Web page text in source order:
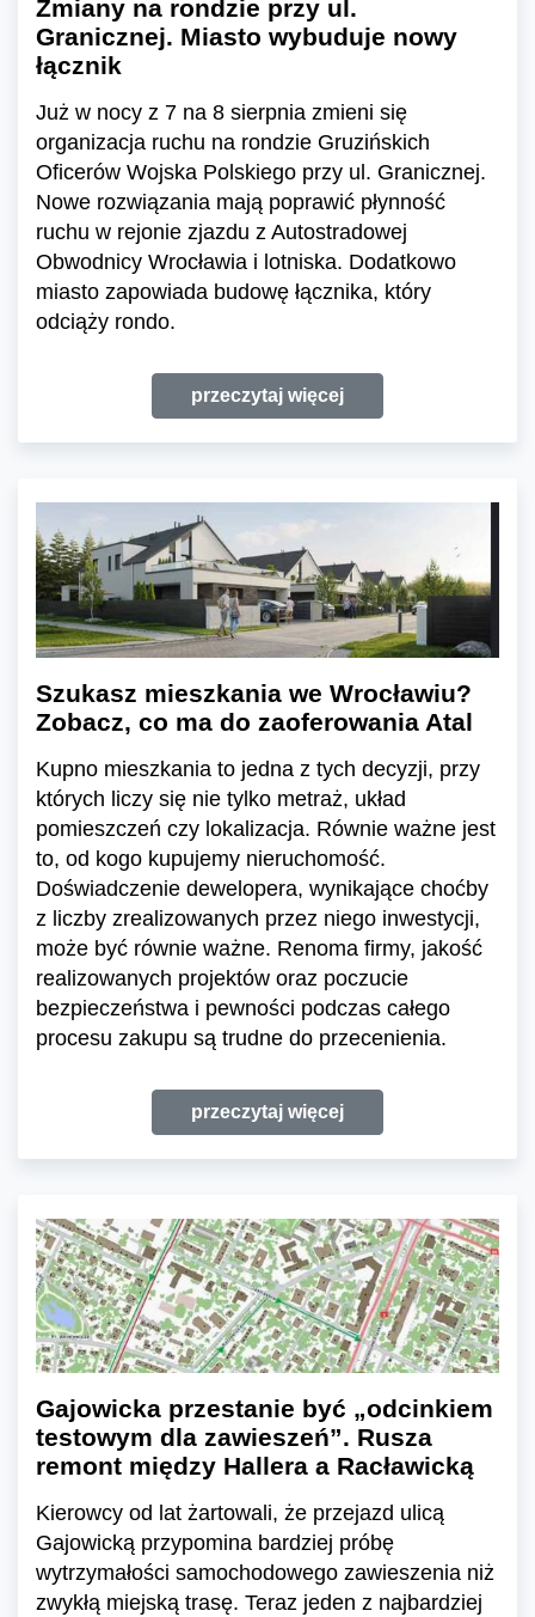
Zmiany na rondzie przy ul.
Granicznej. Miasto wybuduje nowy
łącznik
Już w nocy z 7 na 8 sierpnia zmieni się
organizacja ruchu na rondzie Gruzińskich
Oficerów Wojska Polskiego przy ul. Granicznej.
Nowe rozwiązania mają poprawić płynność
ruchu w rejonie zjazdu z Autostradowej
Obwodnicy Wrocławia i lotniska. Dodatkowo
miasto zapowiada budowę łącznika, który
odciąży rondo.
przeczytaj więcej
Szukasz mieszkania we Wrocławiu?
Zobacz, co ma do zaoferowania Atal
Kupno mieszkania to jedna z tych decyzji, przy
których liczy się nie tylko metraż, układ
pomieszczeń czy lokalizacja. Równie ważne jest
to, od kogo kupujemy nieruchomość.
Doświadczenie dewelopera, wynikające choćby
z liczby zrealizowanych przez niego inwestycji,
może być równie ważne. Renoma firmy, jakość
realizowanych projektów oraz poczucie
bezpieczeństwa i pewności podczas całego
procesu zakupu są trudne do przecenienia.
przeczytaj więcej
Gajowicka przestanie być „odcinkiem
testowym dla zawieszeń”. Rusza
remont między Hallera a Racławicką
Kierowcy od lat żartowali, że przejazd ulicą
Gajowicką przypomina bardziej próbę
wytrzymałości samochodowego zawieszenia niż
zwykłą miejską trasę. Teraz jeden z najbardziej